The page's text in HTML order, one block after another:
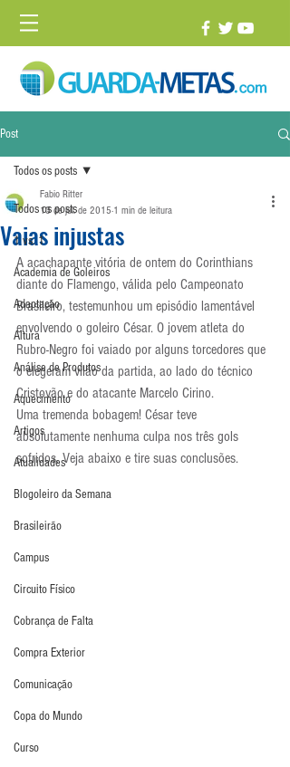
Post
Todos os posts
1 vs. 1
Academia de Goleiros
Adaptação
Altura
Análise de Produtos
Aquecimento
Artigos
Atualidades
Blogoleiro da Semana
Brasileirão
Campus
Circuito Físico
Cobrança de Falta
Compra Exterior
Comunicação
Copa do Mundo
Curso
Todos os posts
Vaias injustas
Fabio Ritter
13 de jul. de 2015 1 min de leitura
A acachapante vitória de ontem do Corinthians
diante do Flamengo, válida pelo Campeonato
Brasileiro, testemunhou um episódio lamentável
envolvendo o goleiro César. O jovem atleta do
Rubro-Negro foi vaiado por alguns torcedores que
o elegeram vilão da partida, ao lado do técnico
Cristovão e do atacante Marcelo Cirino.
Uma tremenda bobagem! César teve
absolutamente nenhuma culpa nos três gols
sofridos. Veja abaixo e tire suas conclusões.